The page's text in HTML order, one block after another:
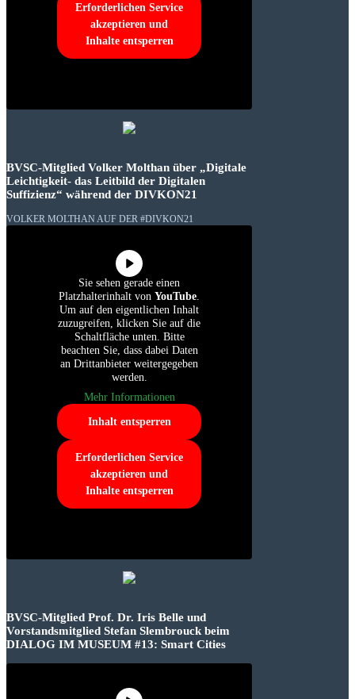
Erforderlichen Service
akzeptieren und
Inhalte entsperren
BVSC-Mitglied Volker Molthan über „Digitale
Leichtigkeit- das Leitbild der Digitalen
Suffizienz“ während der DIVKON21
VOLKER MOLTHAN AUF DER #DIVKON21
Sie sehen gerade einen
Platzhalterinhalt von YouTube
Um auf den eigentlichen Inhalt
zuzugreifen, klicken Sie auf die
Schaltfläche unten. Bitte
beachten Sie, dass dabei Daten
an Drittanbieter weitergegeben
werden.
Mehr Informationen
Inhalt entsperren
Erforderlichen Service
akzeptieren und
Inhalte entsperren
BVSC-Mitglied Prof. Dr. Iris Belle und
Vorstandsmitglied Stefan Slembrouck beim
DIALOG IM MUSEUM #13: Smart Cities